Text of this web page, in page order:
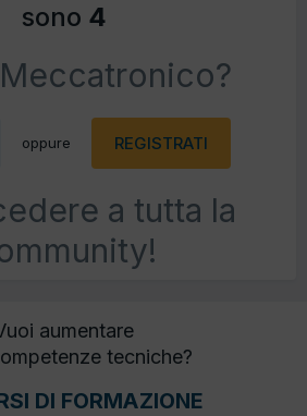
sono 4
oppure REGISTRATI
a tutta la
aumentare
tecniche?
DI FORMAZIONE